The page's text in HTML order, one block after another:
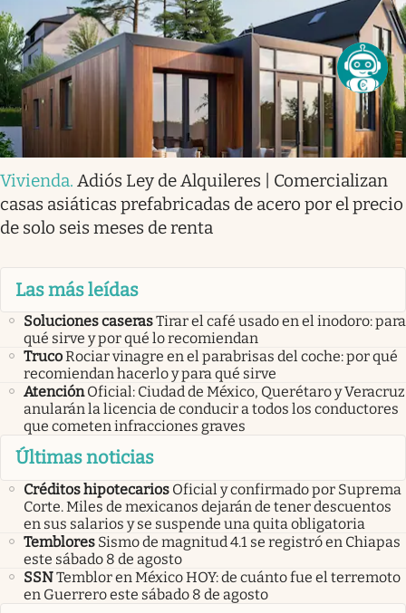
Vivienda. Adiós Ley de Alquileres | Comercializan
casas asiáticas prefabricadas de acero por el precio
de solo seis meses de renta
Las más leídas
Soluciones caserasTirar el café usado en el inodoro: para
qué sirve y por qué lo recomiendan
TrucoRociar vinagre en el parabrisas del coche: por qué
recomiendan hacerlo y para qué sirve
Atención Oficial: Ciudad de México, Querétaro y Veracruz
anularán la licencia de conducir a todos los conductores
que cometen infracciones graves
Últimas noticias
Créditos hipotecarios Oficial y confirmado por Suprema
Corte. Miles de mexicanos dejarán de tener descuentos
en sus salarios y se suspende una quita obligatoria
Temblores Sismo de magnitud 4.1 se registró en Chiapas
este sábado 8 de agosto
SSNTemblor en México HOY: de cuánto fue el terremoto
en Guerrero este sábado 8 de agosto